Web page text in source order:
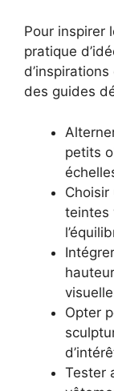
Pour inspirer
pratique
des guides
petits
teintes
Opter
Tester